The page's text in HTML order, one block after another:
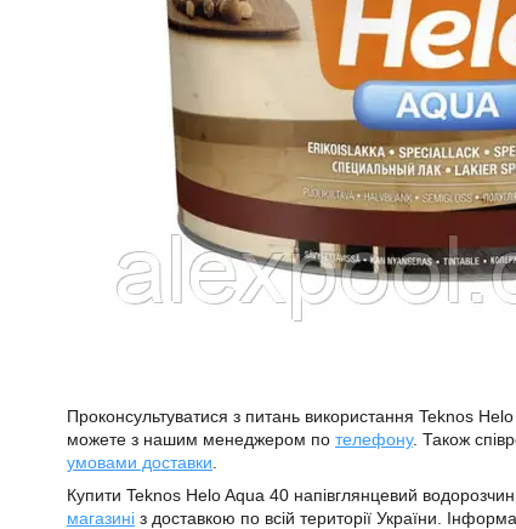
Проконсультуватися з питань використання Teknos
можете з нашим менеджером по телефону. Також
умовами доставки
Купити Teknos Helo Aqua 40 напівглянцевий
магазині з доставкою по всій території України.